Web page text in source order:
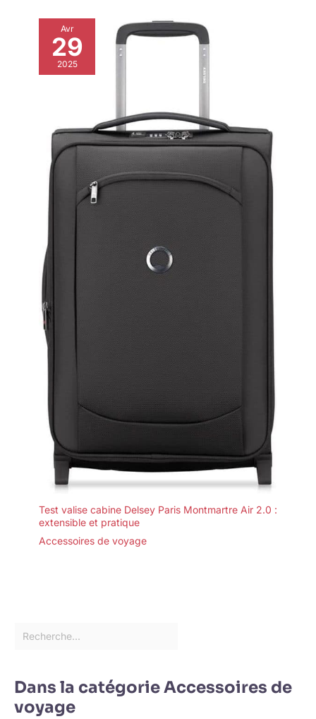
Avr
29
2025
Test valise cabine Delsey Paris Montmartre Air 2.0 :
extensible et pratique
Accessoires de voyage
Dans la catégorie Accessoires de
voyage